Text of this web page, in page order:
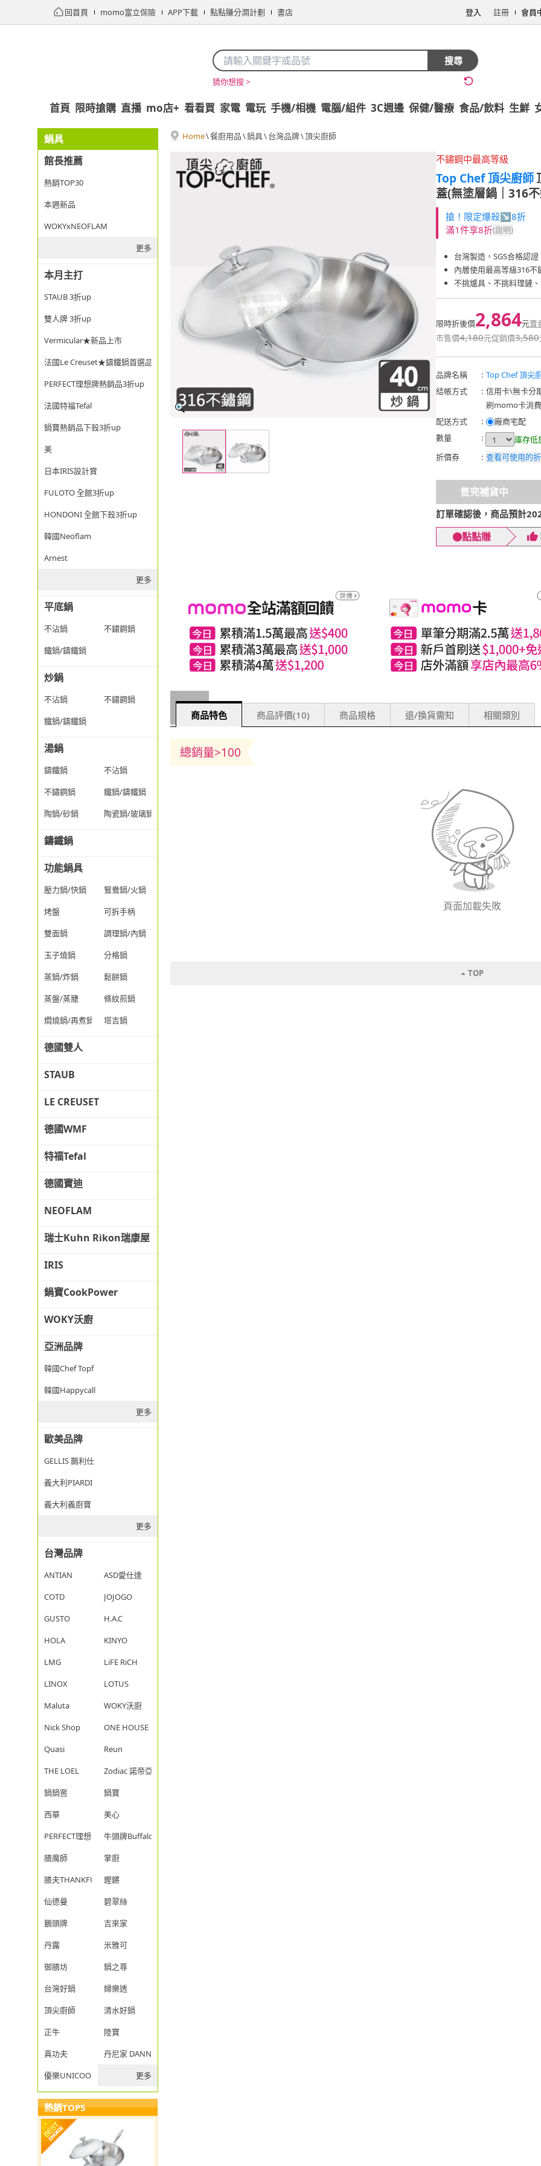
回首頁 momo富立保險 APP下載 點點賺分潤計劃 書店 登入 註冊 會員
搜尋
猜你想搜 >
首頁 限時搶購 直播 mo店+ 看看買 家電 電玩 手機/相機 電腦/組件 3C週邊 保健/醫療 食品/飲料 生鮮
鍋具
館長推薦
熱銷TOP30
本週新品
WOKYxNEOFLAM
更多
本月主打
STAUB 3折up
雙人牌 3折up
Vermicular★新品上市
法國Le Creuset★鑄鐵鍋首選品牌
PERFECT理想牌熱銷品3折up
法國特福Tefal
鍋寶熱銷品下殺3折up
美
日本IRIS設計賞
FULOTO 全館3折up
HONDONI 全館下殺3折up
韓國Neoflam
Arnest
更多
平底鍋
不沾鍋
不鏽鋼鍋
鐵鍋/鑄鐵鍋
炒鍋
不沾鍋
不鏽鋼鍋
鐵鍋/鑄鐵鍋
湯鍋
鑄鐵鍋
不沾鍋
不鏽鋼鍋
鐵鍋/鑄鐵鍋
陶鍋/砂鍋
陶瓷鍋/玻璃鍋/透明鍋
鑄鐵鍋
功能鍋具
壓力鍋/快鍋
鴛鴦鍋/火鍋
烤盤
可拆手柄
雙面鍋
調理鍋/內鍋
玉子燒鍋
分格鍋
蒸鍋/炸鍋
鬆餅鍋
蒸盤/蒸籠
條紋煎鍋
燜燒鍋/再煮鍋
塔吉鍋
德國雙人
STAUB
LE CREUSET
德國WMF
特福Tefal
德國寶迪
NEOFLAM
瑞士Kuhn Rikon瑞康屋
IRIS
鍋寶CookPower
WOKY沃廚
亞洲品牌
韓國Chef Topf
韓國Happycall
更多
歐美品牌
GELLIS 鵲利仕
義大利PIARDI
義大利義廚寶
更多
台灣品牌
ANTIAN
ASD愛仕達
COTD
JOJOGO
GUSTO
H.A.C
HOLA
KINYO
LMG
LiFE RiCH
LINOX
LOTUS
Maluta
WOKY沃廚
Nick Shop
ONE HOUSE
Quasi
Reun
THE LOEL
Zodiac 諾帝亞
鍋鍋窖
鍋寶
西華
美心
PERFECT理想
牛頭牌Buffalo
膳魔師
掌廚
膳夫THANKFUL
鏗鏘
仙德曼
碧翠絲
鵝頭牌
吉來家
丹露
米雅可
御膳坊
鍋之尊
台灣好鍋
婦樂透
頂尖廚師
清水好鍋
正牛
陸寶
真功夫
丹尼家 DANNY JIA
優樂UNICOOK
更多
熱銷TOP5
Home\餐廚用品\鍋具\台灣品牌\頂尖廚師
不鏽鋼中最高等級
Top Chef 頂尖廚師
蓋(無塗層鍋｜316
搶！限定爆殺↘8折
滿1件享8折(說明)
台灣製造，SGS合格認證
內層使用最高等級316不
不挑爐具、不挑料理鏟
限時折後價2,864元賣
市售價4,180元促銷價3,580
品牌名稱 : Top Chef 頂尖
結帳方式
: 信用卡\無卡分
刷momo卡消
配送方式
:
廠商宅配
數量
: 庫存低
折價券
: 查看可使用的
售完補貨中
訂單確認後，商品預計
點點賺
商品特色 商品評價(10) 商品規格 退/換貨需知 相關類別
總銷量>100
頁面加載失敗
TOP